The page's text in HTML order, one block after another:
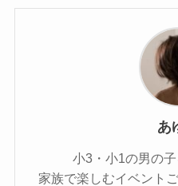
あ
小3・小1の男の子
家族で楽しむイベント